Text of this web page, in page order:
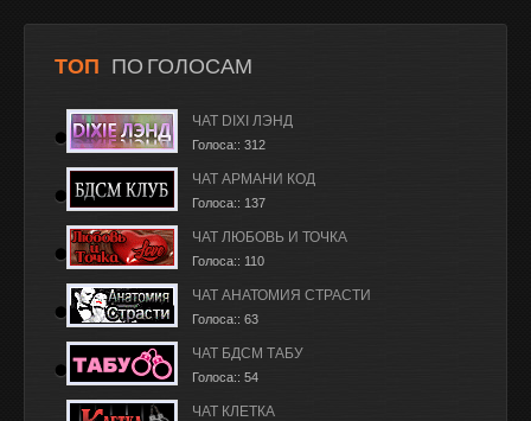
ТОП ПО ГОЛОСАМ
ЧАТ DIXI ЛЭНД
Голоса:: 312
ЧАТ АРМАНИ КОД
Голоса:: 137
ЧАТ ЛЮБОВЬ И ТОЧКА
Голоса:: 110
ЧАТ АНАТОМИЯ СТРАСТИ
Голоса:: 63
ЧАТ БДСМ ТАБУ
Голоса:: 54
ЧАТ КЛЕТКА